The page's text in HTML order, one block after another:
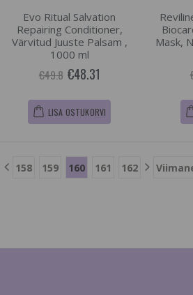
Evo Ritual Salvation
Repairing Conditioner,
Värvitud Juuste Palsam ,
1000 ml
€49.8 €48.31
LISA OSTUKORVI
Mask,
158 159 160 161 162